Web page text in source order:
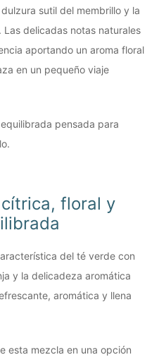
sutil del membrillo y la
delicadas notas naturales
aportando un aroma floral
en un pequeño viaje
pensada para
floral y
del té verde con
y la delicadeza aromática
aromática y llena
esta mezcla en una opción